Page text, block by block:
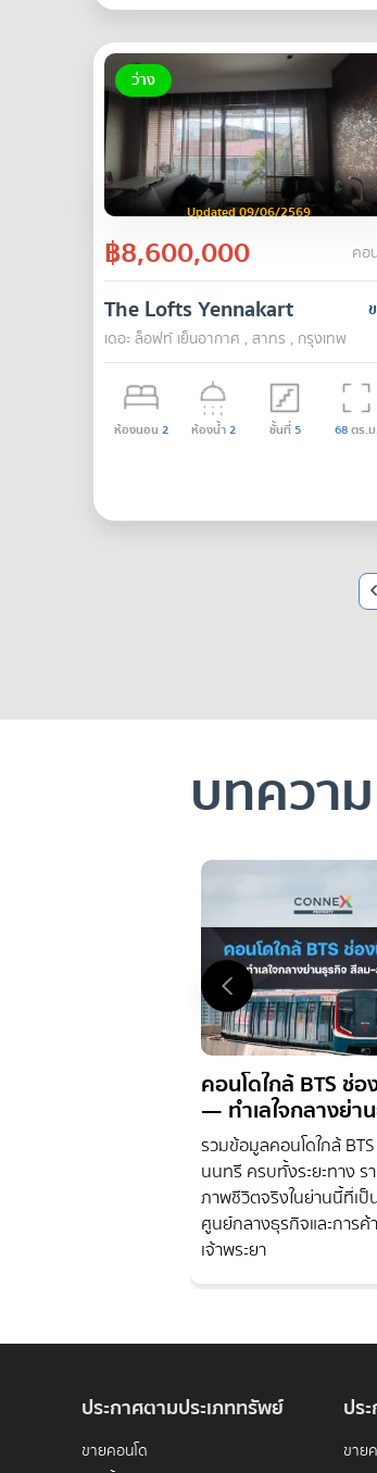
ว่าง
Updated 09/06/2569
฿8,600,000 คอ
The Lofts Yennakart
เดอะ ล็อฟท์ เย็นอากาศ , สาทร , กรุงเทพ
ห้องนอน 2 ห้องน้ำ2 ชั้นที่5 68ตร.ม.
บทควา
คอนโดใกล้ BTS ช่
— ทำเลใจกลางย่า
สีลม–สาทร
รวมข้อมูลคอนโดใกล้
นนทรี ครบทั้งระยะทาง ร
ภาพชีวิตจริงในย่านนี้ที่เป็
ศูนย์กลางธุรกิจและการค้
เจ้าพระยา
ประกาศตามประเภททรัพย์
ขายคอนโด
ปร
ขาย